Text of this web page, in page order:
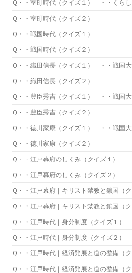
Ｑ・・室町時代（クイズ１） ・・くら
Ｑ・・室町時代（クイズ２）
Ｑ・・戦国時代（クイズ１）
Ｑ・・戦国時代（クイズ２）
Ｑ・・織田信長（クイズ１） ・・戦国大
Ｑ・・織田信長（クイズ２）
Ｑ・・豊臣秀吉（クイズ１） ・・戦国大
Ｑ・・豊臣秀吉（クイズ２）
Ｑ・・徳川家康（クイズ１） ・・戦国大
Ｑ・・徳川家康（クイズ２）
Ｑ・・江戸幕府のしくみ（クイズ１）
Ｑ・・江戸幕府のしくみ（クイズ２）
Ｑ・・江戸幕府｜キリスト禁教と鎖国（ク
Ｑ・・江戸幕府｜キリスト禁教と鎖国（ク
Ｑ・・江戸時代｜身分制度（クイズ１）
Ｑ・・江戸時代｜身分制度（クイズ２）
Ｑ・・江戸時代｜経済発展と道の整備（ク
Ｑ・・江戸時代｜経済発展と道の整備（ク